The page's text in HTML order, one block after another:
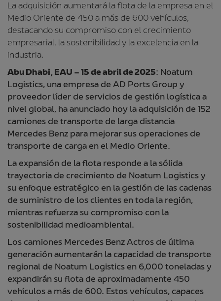
La adquisición aumentará la flota de la empresa en el
Medio Oriente de 450 a más de 600 vehículos,
destacando su compromiso con el crecimiento
empresarial, la sostenibilidad y la excelencia en la
industria.
Abu Dhabi, EAU – 15 de abril de 2025: Noatum
Logistics, una empresa de AD Ports Group y
proveedor líder de servicios de gestión logística a
nivel global, ha anunciado hoy la adquisición de 152
camiones de transporte de larga distancia
Mercedes Benz para mejorar sus operaciones de
transporte de carga en el Medio Oriente.
La expansión de la flota responde a la sólida
trayectoria de crecimiento de Noatum Logistics y
su enfoque estratégico en la gestión de las cadenas
de suministro de los clientes en toda la región,
mientras refuerza su compromiso con la
sostenibilidad medioambiental.
Los camiones Mercedes Benz Actros de última
generación aumentarán la capacidad de transporte
regional de Noatum Logistics en 6,000 toneladas y
expandirán su flota de aproximadamente 450
vehículos a más de 600. Estos vehículos, capaces